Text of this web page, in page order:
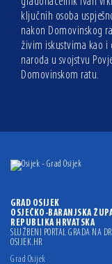
ključnih osoba
nakon Domovinskog
živim iskustvima kao i
naroda u svojstvu
Domovinskom ratu.
GRAD OSIJEK
OSJEČKO-BARANJSKA
REPUBLIKA HRVATSKA
SLUŽBENI PORTAL GRADA NA
OSIJEK.HR
Grad Osijek